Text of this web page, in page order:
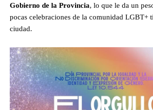
Gobierno de la Provincia, lo que le da un
pocas celebraciones de la comunidad LGBT+
ciudad.